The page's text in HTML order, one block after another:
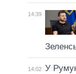
14:39
14:02 У